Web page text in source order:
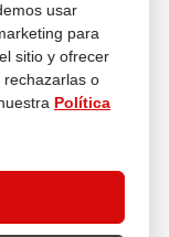
usar
para
sitio y ofrecer
o
Política
Devoluciones